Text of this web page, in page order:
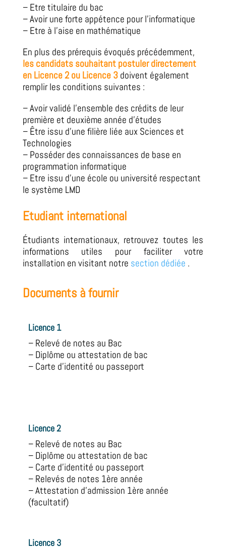
– Etre titulaire du bac
– Avoir une forte appétence pour l’informatique
– Etre à l’aise en mathématique
En plus des prérequis évoqués précédemment,
les candidats souhaitant postuler directement
en Licence 2 ou Licence 3doivent également
remplir les conditions suivantes :
–Avoir validé l’ensemble des crédits de leur
première et deuxième année d’études
– Être issu d’une filière liée aux Sciences et
Technologies
– Posséder des connaissances de base en
programmation informatique
– Etre issu d’une école ou université respectant
le système LMD
Etudiant international
Étudiants internationaux, retrouvez toutes les
informations utiles pour faciliter votre
installation en visitant notre section dédiée .
Documents à fournir
Licence 1
– Relevé de notes au Bac
– Diplôme ou attestation de bac
– Carte d’identité ou passeport
Licence 2
– Relevé de notes au Bac
– Diplôme ou attestation de bac
– Carte d’identité ou passeport
– Relevés de notes 1ère année
– Attestation d’admission 1ère année
(facultatif)
Licence 3